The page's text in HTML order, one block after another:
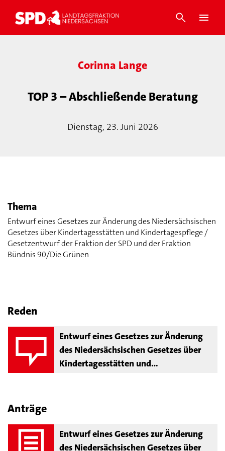
Corinna Lange
TOP 3 – Abschließende Beratung
Dienstag, 23. Juni 2026
Thema
Entwurf eines Gesetzes zur Änderung des Niedersächsischen
Gesetzes über Kindertagesstätten und Kindertagespflege /
Gesetzentwurf der Fraktion der SPD und der Fraktion
Bündnis 90/Die Grünen
Reden
Entwurf eines Gesetzes zur Änderung
des Niedersächsischen Gesetzes über
Kindertagesstätten und
Anträge
Entwurf eines Gesetzes zur Änderung
des Niedersächsischen Gesetzes über